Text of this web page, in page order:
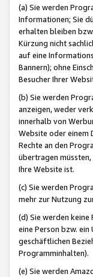
(a) Sie werden
Informationen; Sie
erhalten bleiben
Kürzung nicht
auf eine
Bannern); ohne
Besucher Ihrer
(b) Sie werden
anzeigen, weder
innerhalb von
Website oder einem
Rechte an den
übertragen
Ihre Website ist.
(c) Sie werden
mehr zur Nutzung
(d) Sie werden
eine Person bzw.
geschäftlichen
Programminhalten).
(e) Sie werden